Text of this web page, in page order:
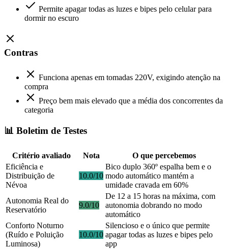
Permite apagar todas as luzes e bipes pelo celular para
dormir no escuro
Contras
Funciona apenas em tomadas 220V, exigindo atenção na
compra
Preço bem mais elevado que a média dos concorrentes da
categoria
📊 Boletim de Testes
Critério avaliado Nota
O que percebemos
Eficiência e
Distribuição de
Névoa
10.0/10
Bico duplo 360º espalha bem e o
modo automático mantém a
umidade cravada em 60%
Autonomia Real do
Reservatório
9.0/10
De 12 a 15 horas na máxima, com
autonomia dobrando no modo
automático
Conforto Noturno
(Ruído e Poluição
Luminosa)
10.0/10
Silencioso e o único que permite
apagar todas as luzes e bipes pelo
app